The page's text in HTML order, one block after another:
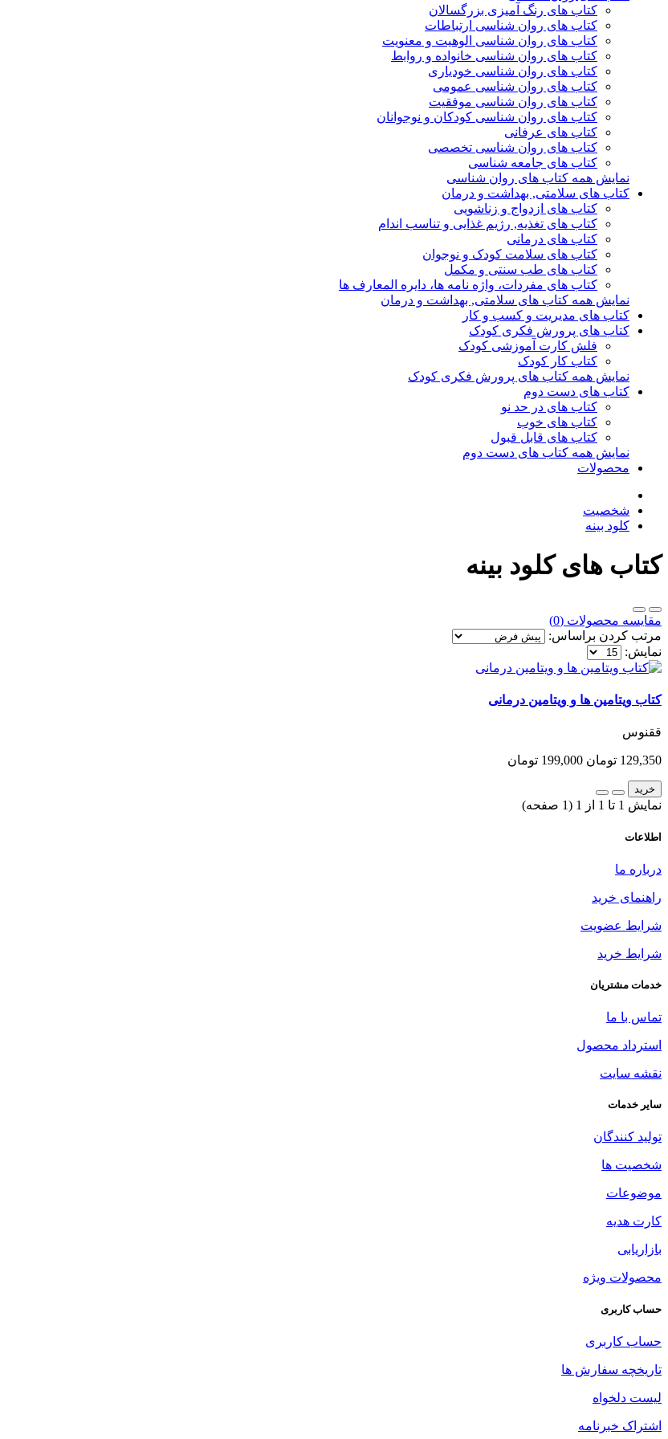
کتاب های رنگ آمیزی بزرگسالان
کتاب های روان شناسی ارتباطات
کتاب های روان شناسی الوهیت و معنویت
کتاب های روان شناسی خانواده و روابط
کتاب های روان شناسی خودیاری
کتاب های روان شناسی عمومی
کتاب های روان شناسی موفقیت
کتاب های روان شناسی کودکان و نوجوانان
کتاب های عرفانی
کتاب های روان شناسی تخصصی
کتاب های جامعه شناسی
نمایش همه کتاب های روان شناسی
کتاب های سلامتی, بهداشت و درمان
کتاب های ازدواج و زناشویی
کتاب های تغذیه, رژیم غذایی و تناسب اندام
کتاب های درمانی
کتاب های سلامت کودک و نوجوان
کتاب های طب سنتی و مکمل
کتاب های مفردات، واژه نامه ها، دایره المعارف ها
نمایش همه کتاب های سلامتی, بهداشت و درمان
کتاب های مدیریت و کسب و کار
کتاب های پرورش فکری کودک
فلش کارت آموزشی کودک
کتاب کار کودک
نمایش همه کتاب های پرورش فکری کودک
کتاب های دست دوم
کتاب های در حد نو
کتاب های خوب
کتاب های قابل قبول
نمایش همه کتاب های دست دوم
محصولات
شخصیت
کلود بینه
کتاب های کلود بینه
مقایسه محصولات (0)
مرتب کردن براساس:
نمایش:
کتاب ویتامین ها و ویتامین درمانی
ققنوس
129,350 تومان 199,000 تومان
خرید
نمایش 1 تا 1 از 1 (1 صفحه)
اطلاعات
درباره ما
راهنمای خرید
شرایط عضویت
شرایط خرید
خدمات مشتریان
تماس با ما
استرداد محصول
نقشه سایت
سایر خدمات
تولید کنندگان
شخصیت ها
موضوعات
کارت هدیه
بازاریابی
محصولات ویژه
حساب کاربری
حساب کاربری
تاریخچه سفارش ها
لیست دلخواه
اشتراک خبرنامه